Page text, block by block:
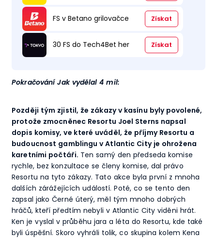
FS v Betano grilovačce Získat
30 FS do Tech4Bet her Získat
Pokračování Jak vydělal 4 mil:
Později tým zjistil, že zákazy v kasínu byly povolené,
protože zmocněnec Resortu Joel Sterns napsal
dopis komisy, ve které uváděl, že příjmy Resortu a
budoucnost gamblingu v Atlantic City je ohrožena
karetními počtáři. Ten samý den předseda komise
rychle, bez konzultace se členy komise, dal právo
Resortu na tyto zákazy. Tato akce byla první z mnoha
dalších zárážejících událostí. Poté, co se tento den
zapsal jako Černé úterý, měl tým mnoho dobrých
hráčů, kteří předtím nebyli v Atlantic City viděni hrát.
Ken je vyslal v průběhu jara a léta do Resortu, kde také
byli úspěšní. Skoro vyhráli tolik, co skupina kolem Kena